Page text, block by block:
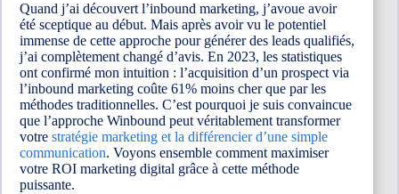
Quand j’ai découvert l’inbound marketing, j’avoue avoir
été sceptique au début. Mais après avoir vu le potentiel
immense de cette approche pour générer des leads qualifiés,
j’ai complètement changé d’avis. En 2023, les statistiques
ont confirmé mon intuition : l’acquisition d’un prospect via
l’inbound marketing coûte 61% moins cher que par les
méthodes traditionnelles. C’est pourquoi je suis convaincue
que l’approche Winbound peut véritablement transformer
votre stratégie marketing et la différencier d’une simple
communication. Voyons ensemble comment maximiser
votre ROI marketing digital grâce à cette méthode
puissante.